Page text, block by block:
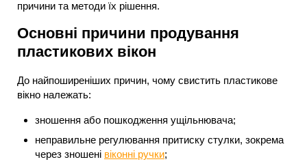
причини та методи їх рішення.
Основні причини продування
пластикових вікон
До найпоширеніших причин, чому свистить пластикове
вікно належать:
зношення або пошкодження ущільнювача;
неправильне регулювання притиску стулки, зокрема
через зношені віконні ручки;